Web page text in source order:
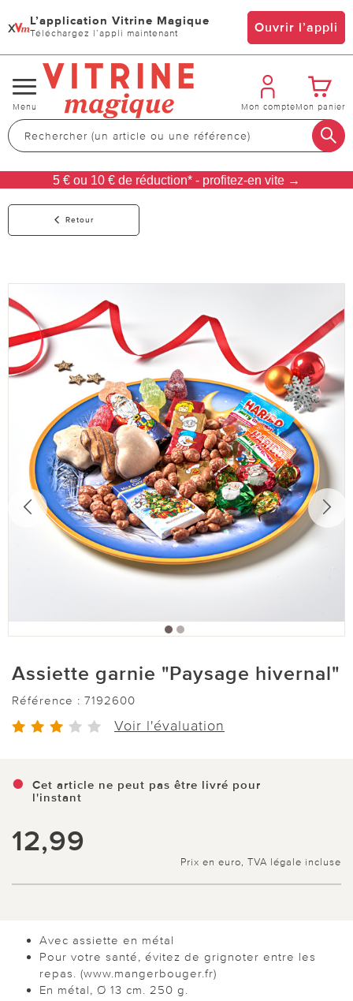
x L’application Vitrine Magique
Téléchargez l’appli maintenant Ouvrir l’appli
Changer
de
navigation
Menu Mon compteMon panier
5 € ou 10 € de réduction* - profitez-en vite →
Retour
Assiette garnie "Paysage hivernal"
Référence : 7192600
Voir l'évaluation
Cet article ne peut pas être livré pour
l'instant
12,99
Prix en euro, TVA légale incluse
Avec assiette en métal
Pour votre santé, évitez de grignoter entre les
repas. (www.mangerbouger.fr)
En métal, Ø 13 cm. 250 g.